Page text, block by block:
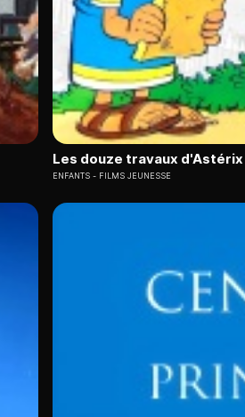
Les douze travaux d'Astérix
ENFANTS FILMS JEUNESSE